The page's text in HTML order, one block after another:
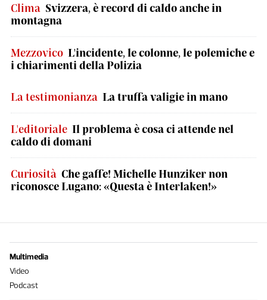
Clima Svizzera, è record di caldo anche in
montagna
Mezzovico L'incidente, le colonne, le polemiche e
i chiarimenti della Polizia
La testimonianza La truffa valigie in mano
L'editoriale Il problema è cosa ci attende nel
caldo di domani
Curiosità Che gaffe! Michelle Hunziker non
riconosce Lugano: «Questa è Interlaken!»
Multimedia
Video
Podcast